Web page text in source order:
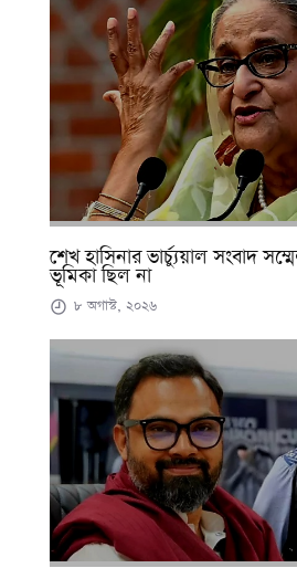
শেখ হাসিনার ভার্চ্যুয়াল সংবাদ
ভূমিকা ছিল না
৮ অগাস্ট, ২০২৬